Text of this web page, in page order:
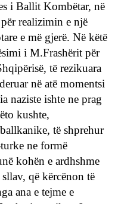
i Ballit Kombëtar, në
realizimin e një
e më gjerë. Në këtë
i M.Frashërit për
të rezikuara
në atë momentsi
naziste ishte ne prag
kushte,
të shprehur
ne formë
kohën e ardhshme
që kërcënon të
ana e tejme e